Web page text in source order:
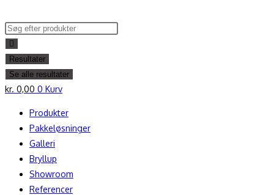
to
content
Search
...
Resultater
Se alle resultater
kr. 0,00 0 Kurv
Produkter
Pakkeløsninger
Galleri
Bryllup
Showroom
Referencer